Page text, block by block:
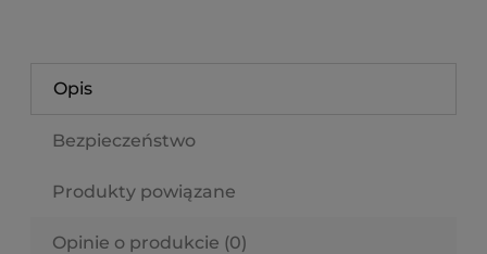
Opis
Bezpieczeństwo
Produkty powiązane
Opinie o produkcie (0)